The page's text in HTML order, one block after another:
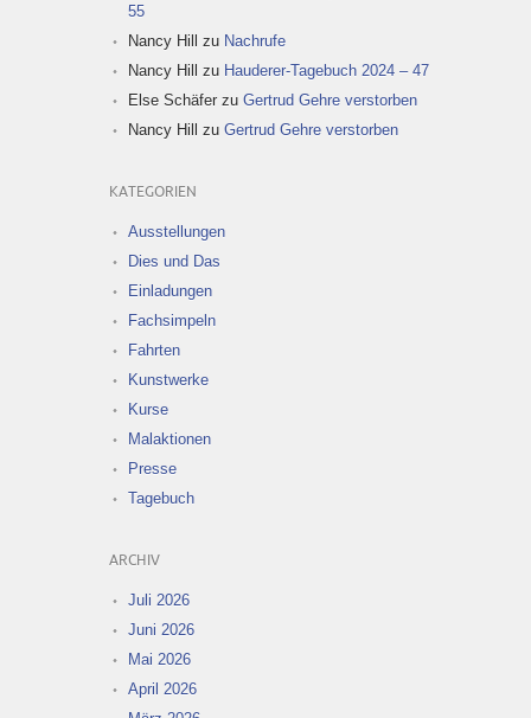
55
Nancy Hill zu Nachrufe
Nancy Hill zu Hauderer-Tagebuch 2024 – 47
Else Schäfer zu Gertrud Gehre verstorben
Nancy Hill zu Gertrud Gehre verstorben
KATEGORIEN
Ausstellungen
Dies und Das
Einladungen
Fachsimpeln
Fahrten
Kunstwerke
Kurse
Malaktionen
Presse
Tagebuch
ARCHIV
Juli 2026
Juni 2026
Mai 2026
April 2026